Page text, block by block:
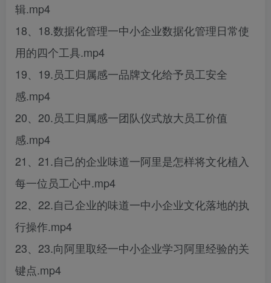
辑.mp4
18、18.数据化管理一中小企业数据化管理日常使
用的四个工具.mp4
19、19.员工归属感一品牌文化给予员工安全
感.mp4
20、20.员工归属感一团队仪式放大员工价值
感.mp4
21、21.自己的企业味道一阿里是怎样将文化植入
每一位员工心中.mp4
22、22.自己企业的味道一中小企业文化落地的执
行操作.mp4
23、23.向阿里取经一中小企业学习阿里经验的关
键点.mp4